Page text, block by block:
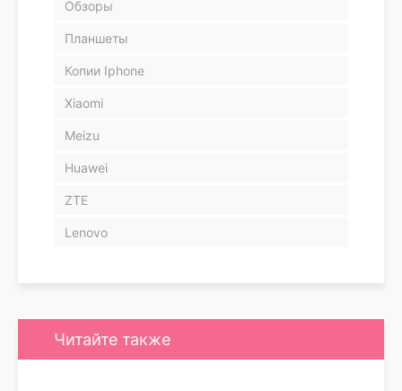
Обзоры
Планшеты
Копии Iphone
Xiaomi
Meizu
Huawei
ZTE
Lenovo
Читайте также